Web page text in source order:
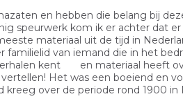
en hebben die belang bij
speurwerk kom ik er achter dat
materiaal uit de tijd in
familielid van iemand die in het
kent en materiaal heeft
Het was een boeiend en
kreeg over de periode rond 1900 in